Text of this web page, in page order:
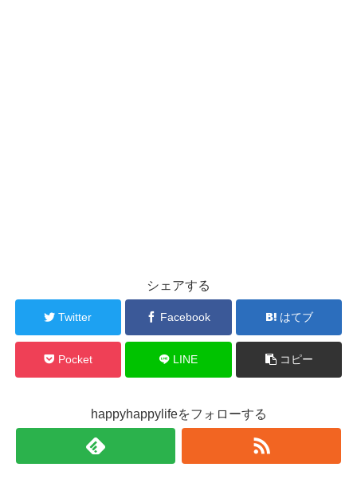
シェアする
Twitter Facebook はてブ
Pocket LINE コピー
happyhappylifeをフォローする